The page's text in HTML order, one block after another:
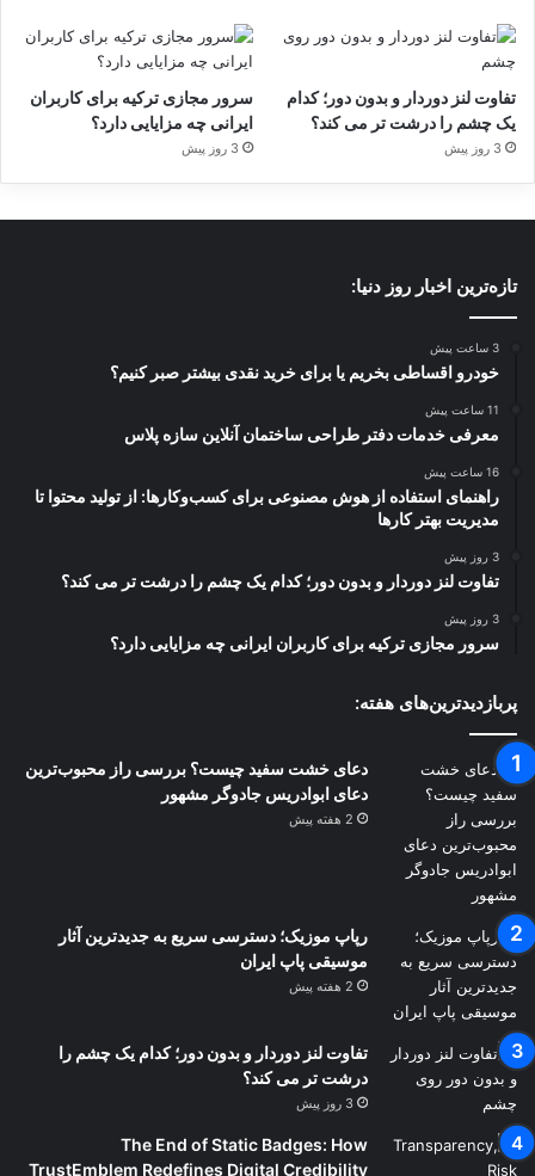
تفاوت لنز دوردار و بدون دور؛ کدام
یک چشم را درشت تر می کند؟
3 روز پیش
سرور مجازی ترکیه برای کاربران
ایرانی چه مزایایی دارد؟
3 روز پیش
تازه‌ترین اخبار روز دنیا:
3 ساعت پیش
خودرو اقساطی بخریم یا برای خرید نقدی بیشتر صبر کنیم؟
11 ساعت پیش
معرفی خدمات دفتر طراحی ساختمان آنلاین سازه پلاس
16 ساعت پیش
راهنمای استفاده از هوش مصنوعی برای کسب‌وکارها: از تولید محتوا تا
مدیریت بهتر کارها
3 روز پیش
تفاوت لنز دوردار و بدون دور؛ کدام یک چشم را درشت تر می کند؟
3 روز پیش
سرور مجازی ترکیه برای کاربران ایرانی چه مزایایی دارد؟
پربازدیدترین‌های هفته:
دعای خشت سفید چیست؟ بررسی راز محبوب‌ترین
دعای ابوادریس جادوگر مشهور
2 هفته پیش
رپاپ موزیک؛ دسترسی سریع به جدیدترین آثار
موسیقی پاپ ایران
2 هفته پیش
تفاوت لنز دوردار و بدون دور؛ کدام یک چشم را
درشت تر می کند؟
3 روز پیش
The End of Static Badges: How
TrustEmblem Redefines Digital Credibility